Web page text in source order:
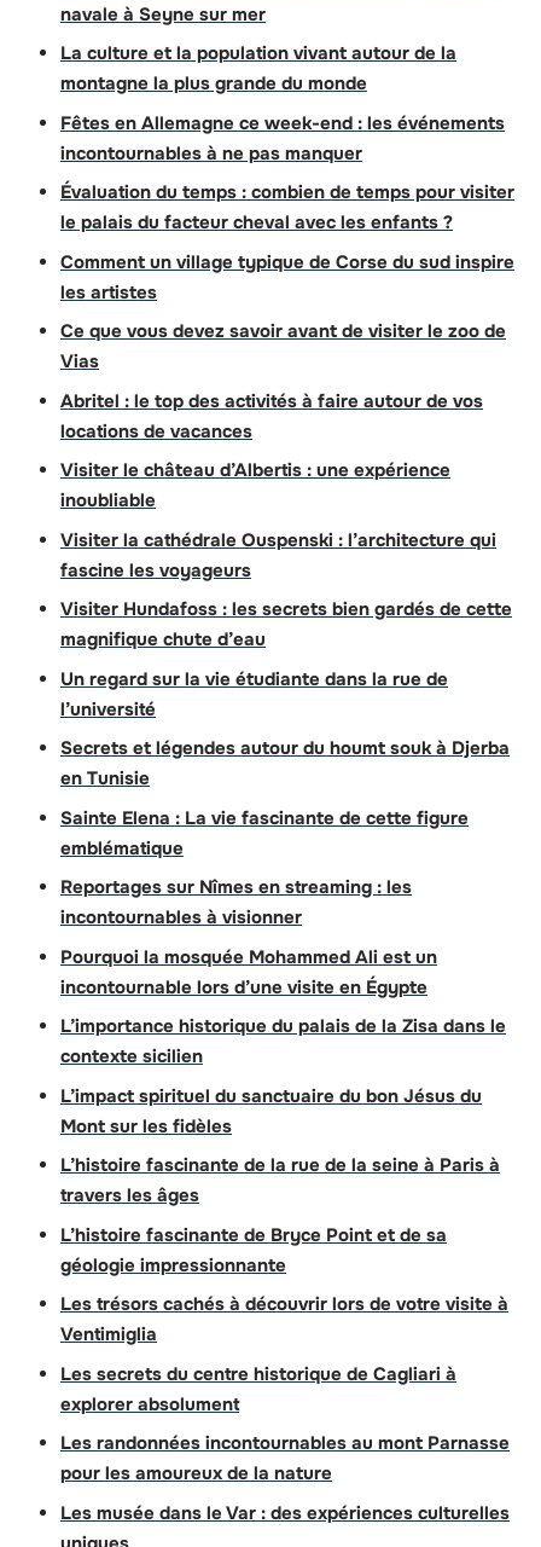
navale à Seyne sur mer
La culture et la population vivant autour de la
montagne la plus grande du monde
Fêtes en Allemagne ce week-end : les événements
incontournables à ne pas manquer
Évaluation du temps : combien de temps pour visiter
le palais du facteur cheval avec les enfants ?
Comment un village typique de Corse du sud inspire
les artistes
Ce que vous devez savoir avant de visiter le zoo de
Vias
Abritel : le top des activités à faire autour de vos
locations de vacances
Visiter le château d’Albertis : une expérience
inoubliable
Visiter la cathédrale Ouspenski : l’architecture qui
fascine les voyageurs
Visiter Hundafoss : les secrets bien gardés de cette
magnifique chute d’eau
Un regard sur la vie étudiante dans la rue de
l’université
Secrets et légendes autour du houmt souk à Djerba
en Tunisie
Sainte Elena : La vie fascinante de cette figure
emblématique
Reportages sur Nîmes en streaming : les
incontournables à visionner
Pourquoi la mosquée Mohammed Ali est un
incontournable lors d’une visite en Égypte
L’importance historique du palais de la Zisa dans le
contexte sicilien
L’impact spirituel du sanctuaire du bon Jésus du
Mont sur les fidèles
L’histoire fascinante de la rue de la seine à Paris à
travers les âges
L’histoire fascinante de Bryce Point et de sa
géologie impressionnante
Les trésors cachés à découvrir lors de votre visite à
Ventimiglia
Les secrets du centre historique de Cagliari à
explorer absolument
Les randonnées incontournables au mont Parnasse
pour les amoureux de la nature
Les musée dans le Var : des expériences culturelles